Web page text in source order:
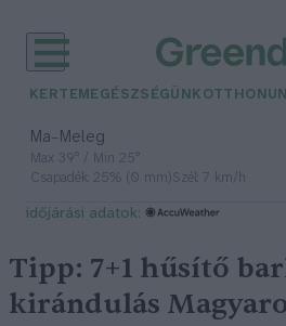
KERTEM EGÉSZSÉGÜNK
Ma– Meleg
Max 39° / Min 25°
Csapadék: 25% (0 mm)Szél: 7 km/h
időjárási adatok:
Tipp: 7+1 hűsítő
kirándulás